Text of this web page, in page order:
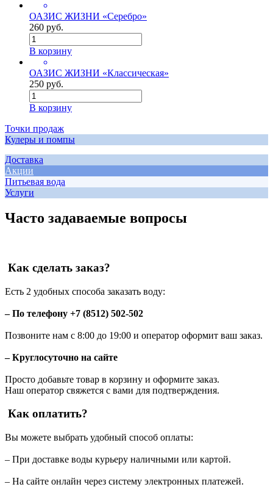
ОАЗИС ЖИЗНИ «Серебро»
260 руб.
В корзину
ОАЗИС ЖИЗНИ «Классическая»
250 руб.
В корзину
Точки продаж
Кулеры и помпы
Доставка
Акции
Питьевая вода
Услуги
Часто задаваемые вопросы
Как сделать заказ?
Есть 2 удобных способа заказать воду:
– По телефону +7 (8512) 502-502
Позвоните нам с 8:00 до 19:00 и оператор оформит ваш заказ.
– Круглосуточно на сайте
Просто добавьте товар в корзину и оформите заказ.
Наш оператор свяжется с вами для подтверждения.
Как оплатить?
Вы можете выбрать удобный способ оплаты:
– При доставке воды курьеру наличными или картой.
– На сайте онлайн через систему электронных платежей.